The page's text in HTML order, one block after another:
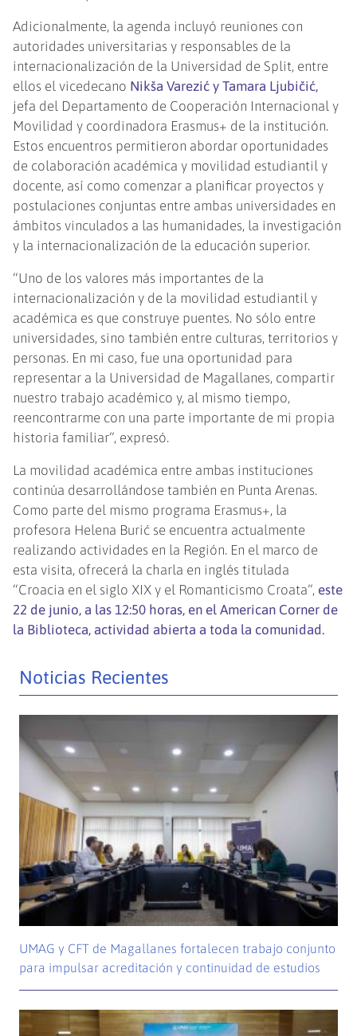
Adicionalmente, la agenda incluyó reuniones con
autoridades universitarias y responsables de la
internacionalización de la Universidad de Split, entre
ellos el vicedecano Nikša Varezić y Tamara Ljubičić,
jefa del Departamento de Cooperación Internacional y
Movilidad y coordinadora Erasmus+ de la institución.
Estos encuentros permitieron abordar oportunidades
de colaboración académica y movilidad estudiantil y
docente, así como comenzar a planificar proyectos y
postulaciones conjuntas entre ambas universidades en
ámbitos vinculados a las humanidades, la investigación
y la internacionalización de la educación superior.
“Uno de los valores más importantes de la
internacionalización y de la movilidad estudiantil y
académica es que construye puentes. No sólo entre
universidades, sino también entre culturas, territorios y
personas. En mi caso, fue una oportunidad para
representar a la Universidad de Magallanes, compartir
nuestro trabajo académico y, al mismo tiempo,
reencontrarme con una parte importante de mi propia
historia familiar”, expresó.
La movilidad académica entre ambas instituciones
continúa desarrollándose también en Punta Arenas.
Como parte del mismo programa Erasmus+, la
profesora Helena Burić se encuentra actualmente
realizando actividades en la Región. En el marco de
esta visita, ofrecerá la charla en inglés titulada
“Croacia en el siglo XIX y el Romanticismo Croata”, este
22 de junio, a las 12:50 horas, en el American Corner de
la Biblioteca, actividad abierta a toda la comunidad.
Noticias Recientes
UMAG y CFT de Magallanes fortalecen trabajo conjunto
para impulsar acreditación y continuidad de estudios